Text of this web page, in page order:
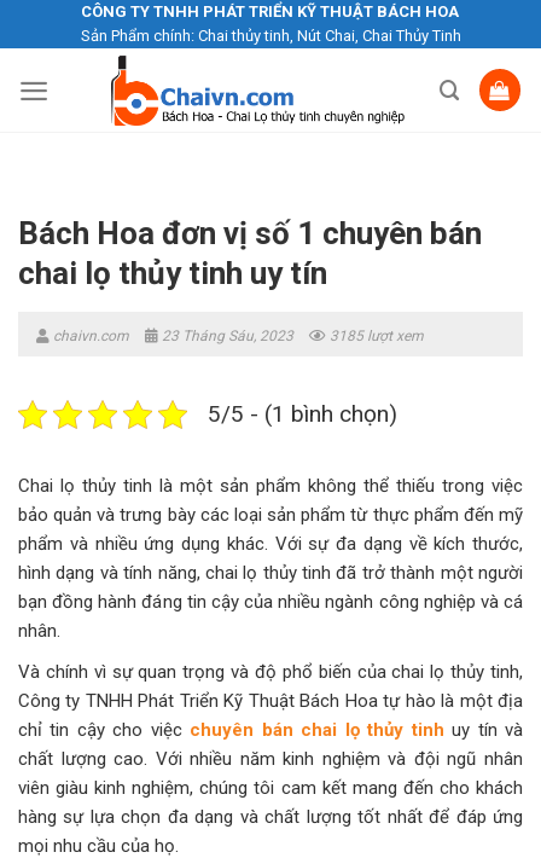
to
content
CÔNG TY TNHH PHÁT TRIỂN KỸ THUẬT BÁCH HOA
Sản Phẩm chính: Chai thủy tinh, Nút Chai, Chai Thủy Tinh
Bách Hoa đơn vị số 1 chuyên bán
chai lọ thủy tinh uy tín
chaivn.com 23 Tháng Sáu, 2023 3185 lượt xem
5/5 - (1 bình chọn)
Chai lọ thủy tinh là một sản phẩm không thể thiếu trong việc
bảo quản và trưng bày các loại sản phẩm từ thực phẩm đến mỹ
phẩm và nhiều ứng dụng khác. Với sự đa dạng về kích thước,
hình dạng và tính năng, chai lọ thủy tinh đã trở thành một người
bạn đồng hành đáng tin cậy của nhiều ngành công nghiệp và cá
nhân.
Và chính vì sự quan trọng và độ phổ biến của chai lọ thủy tinh,
Công ty TNHH Phát Triển Kỹ Thuật Bách Hoa tự hào là một địa
chỉ tin cậy cho việc chuyên bán chai lọ thủy tinh uy tín và
chất lượng cao. Với nhiều năm kinh nghiệm và đội ngũ nhân
viên giàu kinh nghiệm, chúng tôi cam kết mang đến cho khách
hàng sự lựa chọn đa dạng và chất lượng tốt nhất để đáp ứng
mọi nhu cầu của họ.